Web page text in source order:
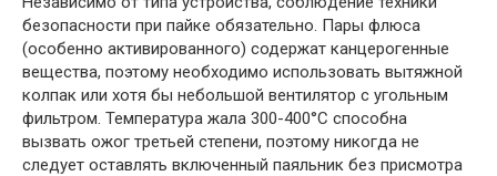
безопасности при пайке обязательно. Пары флюса
(особенно активированного) содержат канцерогенные
вещества, поэтому необходимо использовать вытяжной
колпак или хотя бы небольшой вентилятор с угольным
фильтром. Температура жала 300-400°C способна
вызвать ожог третьей степени, поэтому никогда не
следует оставлять включенный паяльник без присмотра